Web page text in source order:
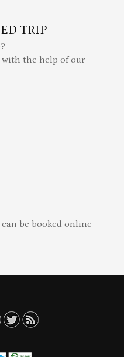
TRIP
with the help of our
be booked online